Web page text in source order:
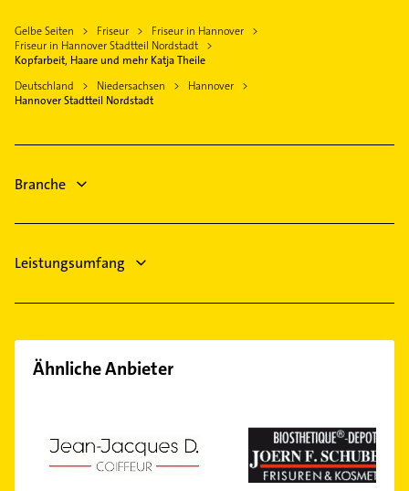
Heideviertel
Kirchrode
Kleefeld
Ledeburg
Linden-Mitte
List
Mitte
Mittelfeld
Ricklingen
Südstadt
Laatzen
Gehrden Hannover
Burgwedel
Pattensen
Elektriker
Elektro Reparatur
Phoniatrie
Klempner
Immobilien
Immobilienmakler
Physikalische Therapie
Elektriker
Gelbe Seiten Friseur
Friseur in Hannover
Friseur in Hannover Stadtteil Nordstadt
Kopfarbeit, Haare und mehr Katja Theile
Deutschland
Niedersachsen
Hannover
Hannover Stadtteil Nordstadt
Branche
Leistungsumfang
Ähnliche Anbieter